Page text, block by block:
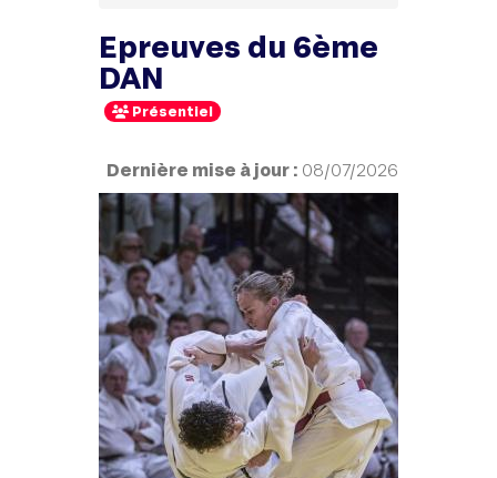
Epreuves du 6ème
DAN
Présentiel
Dernière mise à jour : 08/07/2026